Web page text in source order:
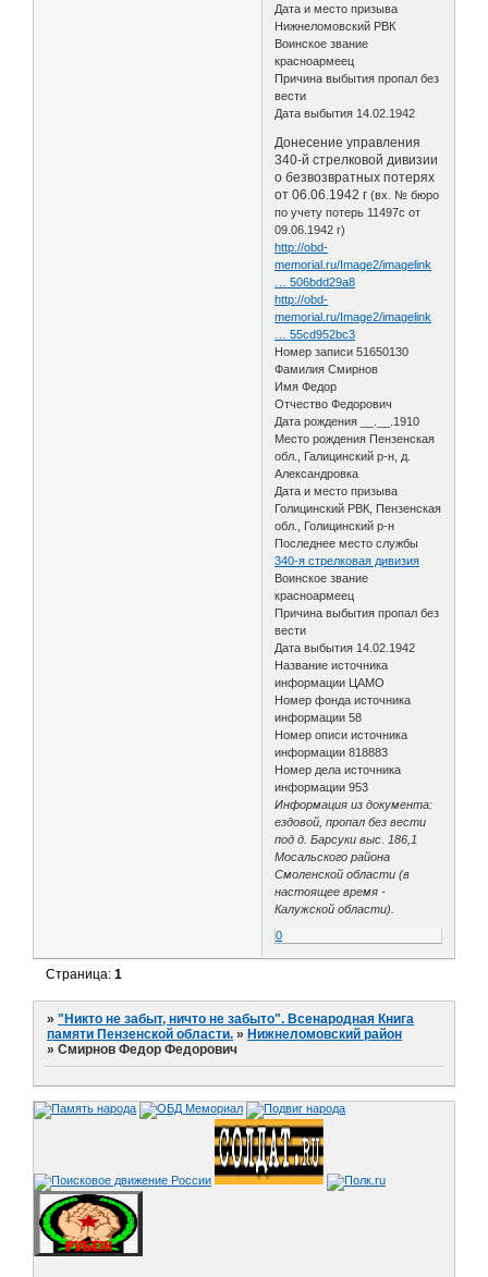
Дата и место призыва
Нижнеломовский РВК
Воинское звание
красноармеец
Причина выбытия пропал без
вести
Дата выбытия 14.02.1942
Донесение управления
340-й стрелковой дивизии
о безвозвратных потерях
от 06.06.1942 г (вх. № бюро
по учету потерь 11497с от
09.06.1942 г)
http://obd-
memorial.ru/Image2/imagelink
… 506bdd29a8
http://obd-
memorial.ru/Image2/imagelink
… 55cd952bc3
Номер записи 51650130
Фамилия Смирнов
Имя Федор
Отчество Федорович
Дата рождения __.__.1910
Место рождения Пензенская
обл., Галицинский р-н, д.
Александровка
Дата и место призыва
Голицинский РВК, Пензенская
обл., Голицинский р-н
Последнее место службы
340-я стрелковая дивизия
Воинское звание
красноармеец
Причина выбытия пропал без
вести
Дата выбытия 14.02.1942
Название источника
информации ЦАМО
Номер фонда источника
информации 58
Номер описи источника
информации 818883
Номер дела источника
информации 953
Информация из документа:
ездовой, пропал без вести
под д. Барсуки выс. 186,1
Мосальского района
Смоленской области (в
настоящее время -
Калужской области).
0
Страница:1
»"Никто не забыт, ничто не забыто". Всенародная Книга
памяти Пензенской области. » Нижнеломовский район
»Смирнов Федор Федорович